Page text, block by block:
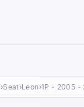
›Seat›Leon ›1P - 2005 -